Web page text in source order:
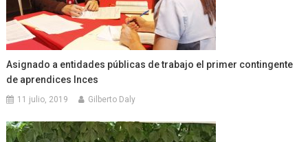
Asignado a entidades públicas de trabajo el primer contingente
de aprendices Inces
11 julio, 2019 Gilberto Daly